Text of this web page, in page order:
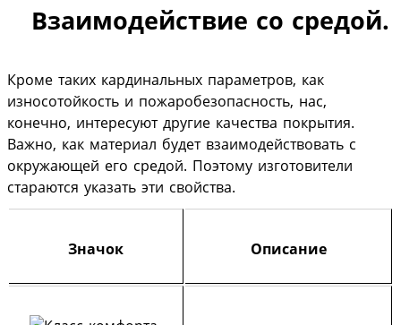
Взаимодействие со средой.
Кроме таких кардинальных параметров, как
износотойкость и пожаробезопасность, нас,
конечно, интересуют другие качества покрытия.
Важно, как материал будет взаимодействовать с
окружающей его средой. Поэтому изготовители
стараются указать эти свойства.
Значок Описание